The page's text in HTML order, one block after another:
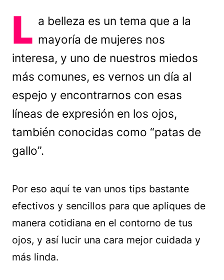
L a belleza es un tema que a la
mayoría de mujeres nos
interesa, y uno de nuestros miedos
más comunes, es vernos un día al
espejo y encontrarnos con esas
líneas de expresión en los ojos,
también conocidas como “patas de
gallo”.
Por eso aquí te van unos tips bastante
efectivos y sencillos para que apliques de
manera cotidiana en el contorno de tus
ojos, y así lucir una cara mejor cuidada y
más linda.